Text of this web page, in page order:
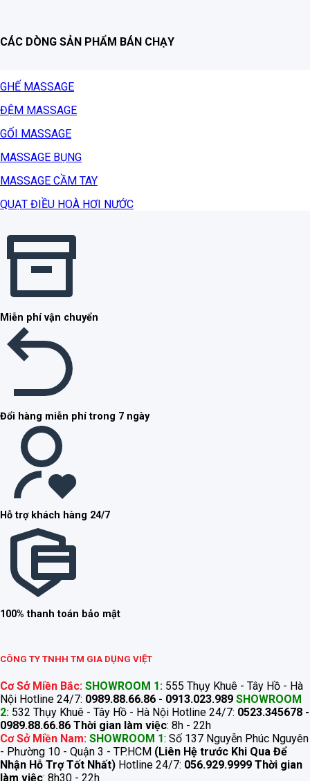
CÁC DÒNG SẢN PHẨM BÁN CHẠY
GHẾ MASSAGE
ĐỆM MASSAGE
GỐI MASSAGE
MASSAGE BỤNG
MASSAGE CẦM TAY
QUẠT ĐIỀU HOÀ HƠI NƯỚC
Miễn phí vận chuyển
Đổi hàng miễn phí trong 7 ngày
Hỗ trợ khách hàng 24/7
100% thanh toán bảo mật
CÔNG TY TNHH TM GIA DỤNG VIỆT
Cơ Sở Miền Bắc: SHOWROOM 1: 555 Thụy Khuê - Tây Hồ - Hà
Nội Hotline 24/7: 0989.88.66.86 - 0913.023.989 SHOWROOM
2: 532 Thụy Khuê - Tây Hồ - Hà Nội Hotline 24/7: 0523.345678 -
0989.88.66.86 Thời gian làm việc: 8h - 22h
Cơ Sở Miền Nam: SHOWROOM 1: Số 137 Nguyễn Phúc Nguyên
- Phường 10 - Quận 3 - TP.HCM (Liên Hệ trước Khi Qua Để
Nhận Hỗ Trợ Tốt Nhất) Hotline 24/7: 056.929.9999 Thời gian
làm việc: 8h30 - 22h